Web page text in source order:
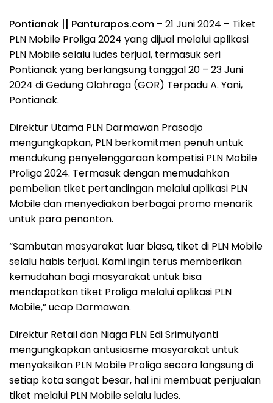
Pontianak || Panturapos.com – 21 Juni 2024 – Tiket
PLN Mobile Proliga 2024 yang dijual melalui aplikasi
PLN Mobile selalu ludes terjual, termasuk seri
Pontianak yang berlangsung tanggal 20 – 23 Juni
2024 di Gedung Olahraga (GOR) Terpadu A. Yani,
Pontianak.
Direktur Utama PLN Darmawan Prasodjo
mengungkapkan, PLN berkomitmen penuh untuk
mendukung penyelenggaraan kompetisi PLN Mobile
Proliga 2024. Termasuk dengan memudahkan
pembelian tiket pertandingan melalui aplikasi PLN
Mobile dan menyediakan berbagai promo menarik
untuk para penonton.
“Sambutan masyarakat luar biasa, tiket di PLN Mobile
selalu habis terjual. Kami ingin terus memberikan
kemudahan bagi masyarakat untuk bisa
mendapatkan tiket Proliga melalui aplikasi PLN
Mobile,” ucap Darmawan.
Direktur Retail dan Niaga PLN Edi Srimulyanti
mengungkapkan antusiasme masyarakat untuk
menyaksikan PLN Mobile Proliga secara langsung di
setiap kota sangat besar, hal ini membuat penjualan
tiket melalui PLN Mobile selalu ludes.